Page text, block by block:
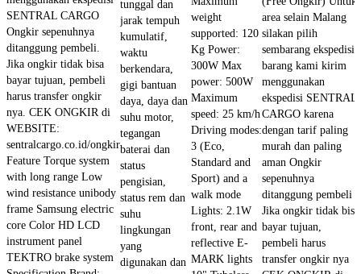
SENTRAL CARGO
Ongkir sepenuhnya
ditanggung pembeli.
Jika ongkir tidak bisa
bayar tujuan, pembeli
harus transfer ongkir
nya. CEK ONGKIR di
WEBSITE:
sentralcargo.co.id/ongkir
Feature Torque system
with long range Low
wind resistance unibody
frame Samsung electric
core Color HD LCD
instrument panel
TEKTRO brake system
tunggal dan
jarak tempuh
kumulatif,
waktu
berkendara,
gigi bantuan
daya, daya dan
suhu motor,
tegangan
baterai dan
status
pengisian,
status rem dan
suhu
lingkungan
yang
digunakan dan
weight
supported: 120
Kg Power:
300W Max
power: 500W
Maximum
speed: 25 km/h
Driving modes:
3 (Eco,
Standard and
Sport) and a
walk mode
Lights: 2.1W
front, rear and
reflective E-
MARK lights
area selain Malang
silakan pilih
sembarang ekspedisi,
barang kami kirim
menggunakan
ekspedisi SENTRAL
CARGO karena
dengan tarif paling
murah dan paling
aman Ongkir
sepenuhnya
ditanggung pembeli
Jika ongkir tidak bisa
bayar tujuan,
pembeli harus
transfer ongkir nya